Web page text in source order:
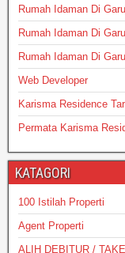
Rumah Idaman Di
Rumah Idaman Di
Rumah Idaman Di
Web Developer
Karisma Residence
Permata Karisma
KATAGORI
100 Istilah Properti
Agent Properti
ALIH DEBITUR /